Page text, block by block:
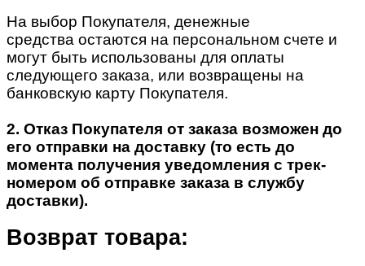
На выбор Покупателя, денежные
средства остаются на персональном счете и
могут быть использованы для оплаты
следующего заказа, или возвращены на
банковскую карту Покупателя.
2. Отказ Покупателя от заказа возможен до
его отправки на доставку (то есть до
момента получения уведомления с трек-
номером об отправке заказа в службу
доставки).
Возврат товара: